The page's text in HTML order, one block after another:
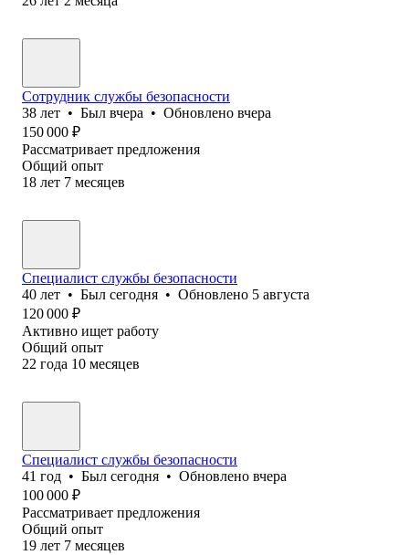
Сотрудник службы безопасности
38 лет • Был вчера • Обновлено вчера
150 000 ₽
Рассматривает предложения
Общий опыт
18 лет 7 месяцев
Специалист службы безопасности
40 лет • Был сегодня • Обновлено 5 августа
120 000 ₽
Активно ищет работу
Общий опыт
22 года 10 месяцев
Специалист службы безопасности
41 год • Был сегодня • Обновлено вчера
100 000 ₽
Рассматривает предложения
Общий опыт
19 лет 7 месяцев